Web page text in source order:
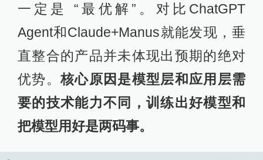
一定是 “最优解”。对比ChatGPT
Agent和Claude+Manus就能发现，垂
直整合的产品并未体现出预期的绝对
优势。 核心原因是模型层和应用层需
要的技术能力不同，训练出好模型和
把模型用好是两码事。